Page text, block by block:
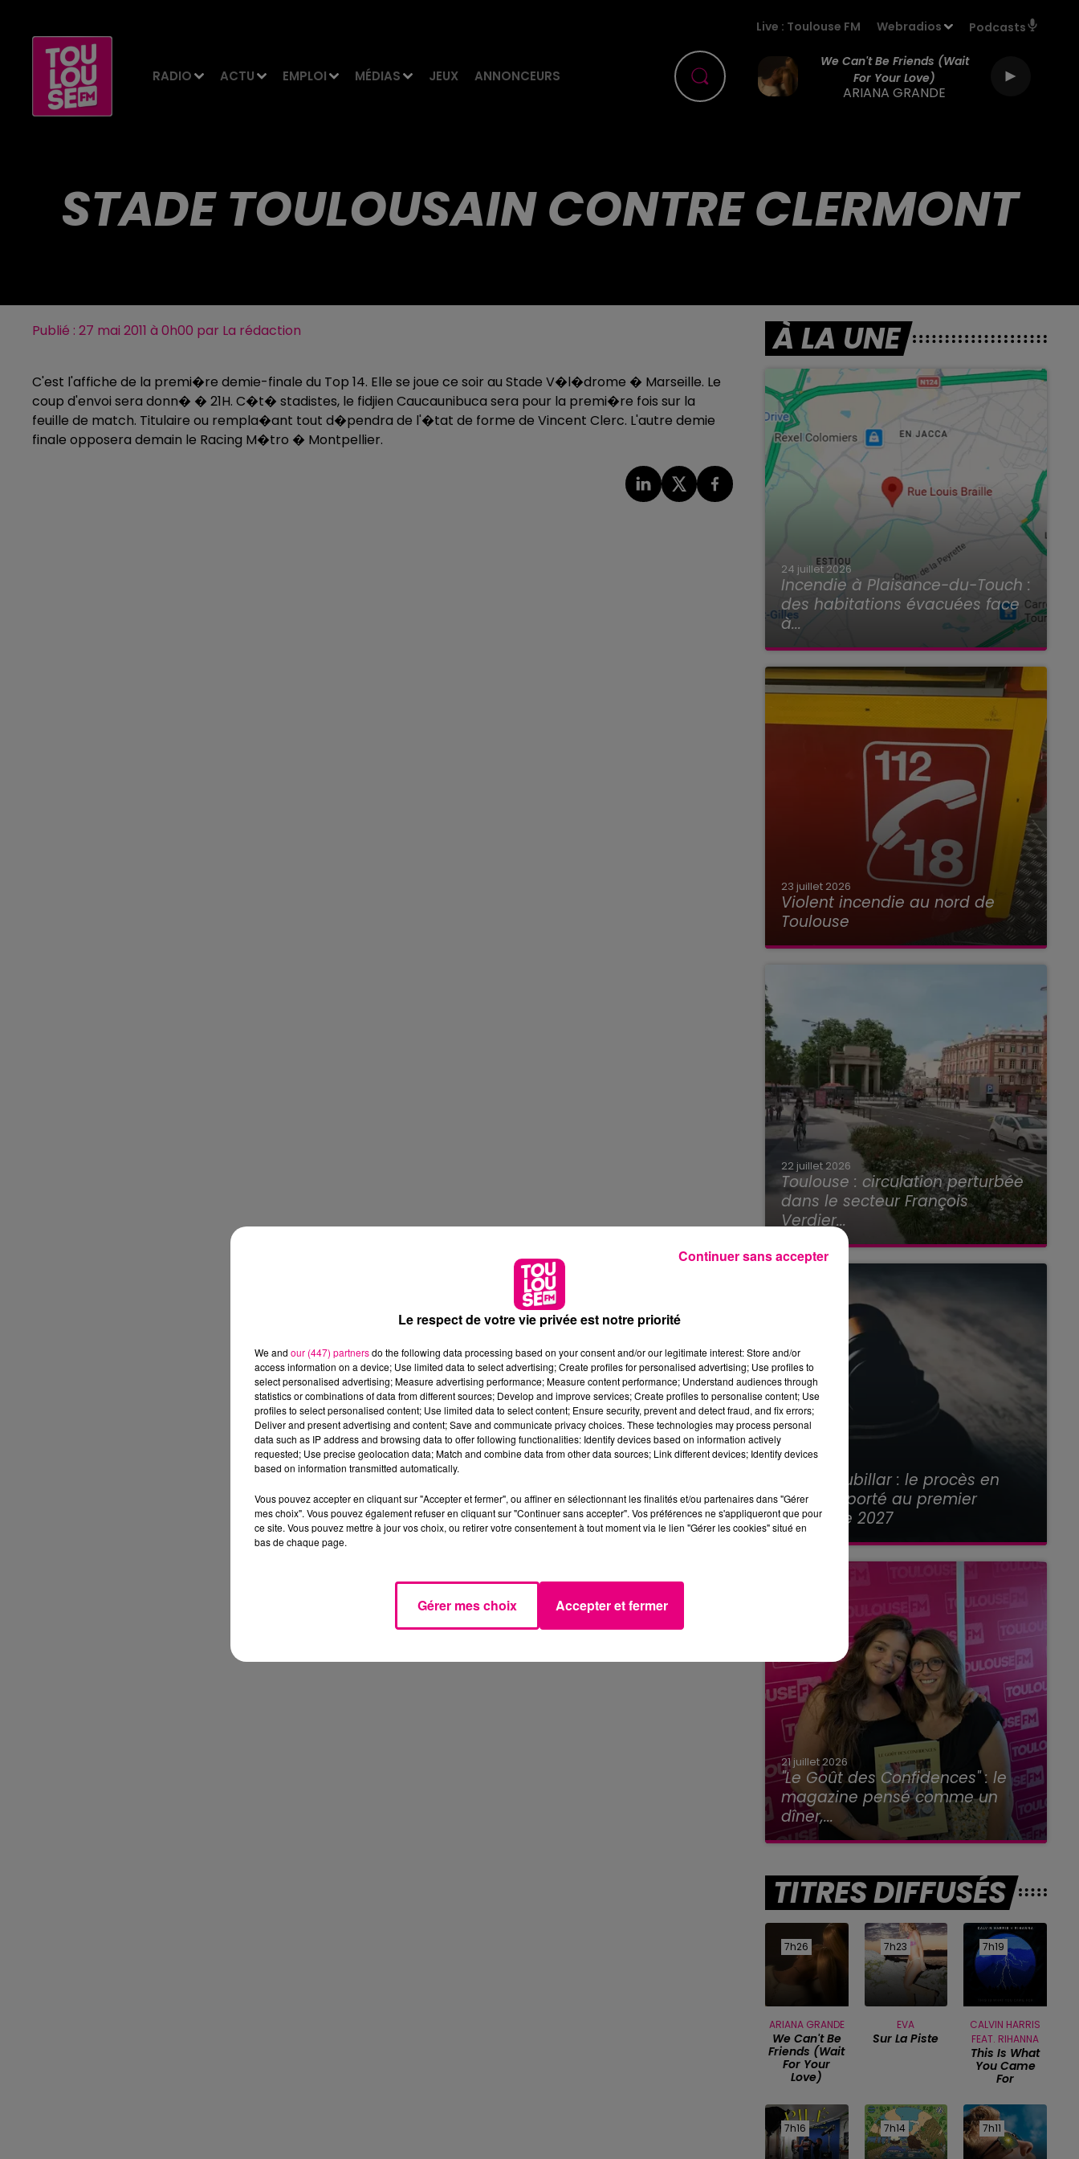
RADIO ACTU EMPLOI MÉDIAS JEUX ANNONCEURS
Live : Toulouse FM Webradios Podcasts
We Can't Be Friends (wait
For Your Love)
ARIANA GRANDE
STADE TOULOUSAIN CONTRE CLERMONT
Publié : 27 mai 2011 à 0h00 par La rédaction
C'est l'affiche de la premi�re demie-finale du Top 14. Elle se joue ce soir au Stade V�l�drome � Marseille. Le
coup d'envoi sera donn� � 21H. C�t� stadistes, le fidjien Caucaunibuca sera pour la premi�re fois sur la
feuille de match. Titulaire ou rempla�ant tout d�pendra de l'�tat de forme de Vincent Clerc. L'autre demie
finale opposera demain le Racing M�tro � Montpellier.
À LA UNE
24 juillet 2026
Incendie à Plaisance-du-Touch :
des habitations évacuées face
à...
23 juillet 2026
Violent incendie au nord de
Toulouse
22 juillet 2026
Toulouse : circulation perturbée
dans le secteur François
Verdier...
Affaire Jubillar : le procès en
appel reporté au premier
semestre 2027
21 juillet 2026
"Le Goût des Confidences" : le
magazine pensé comme un
dîner,...
TITRES DIFFUSÉS
7h26
7h26
ARIANA GRANDE
We Can't Be
Friends (wait
For Your
Love)
7h23
7h23
EVA
Sur La Piste
7h19
7h19
CALVIN HARRIS
FEAT. RIHANNA
This Is What
You Came
For
7h16
7h16 7h14
7h14 7h11
7h11
Le respect de votre vie privée est notre priorité
We and our (447) partnersdo the following data processing based on your consent and/or our legitimate interest: Store and/or
access information on a device; Use limited data to select advertising; Create profiles for personalised advertising; Use profiles to
select personalised advertising; Measure advertising performance; Measure content performance; Understand audiences through
statistics or combinations of data from different sources; Develop and improve services; Create profiles to personalise content; Use
profiles to select personalised content; Use limited data to select content; Ensure security, prevent and detect fraud, and fix errors;
Deliver and present advertising and content; Save and communicate privacy choices. These technologies may process personal
data such as IP address and browsing data to offer following functionalities: Identify devices based on information actively
requested; Use precise geolocation data; Match and combine data from other data sources; Link different devices; Identify devices
based on information transmitted automatically.
Vous pouvez accepter en cliquant sur "Accepter et fermer", ou affiner en sélectionnant les finalités et/ou partenaires dans "Gérer
mes choix". Vous pouvez également refuser en cliquant sur "Continuer sans accepter". Vos préférences ne s'appliqueront que pour
ce site. Vous pouvez mettre à jour vos choix, ou retirer votre consentement à tout moment via le lien "Gérer les cookies" situé en
bas de chaque page.
Gérer mes choix Accepter et fermer
Continuer sans accepter